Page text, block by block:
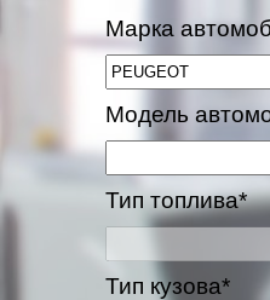
Марка
Модель
Тип топлива*
Тип кузова*